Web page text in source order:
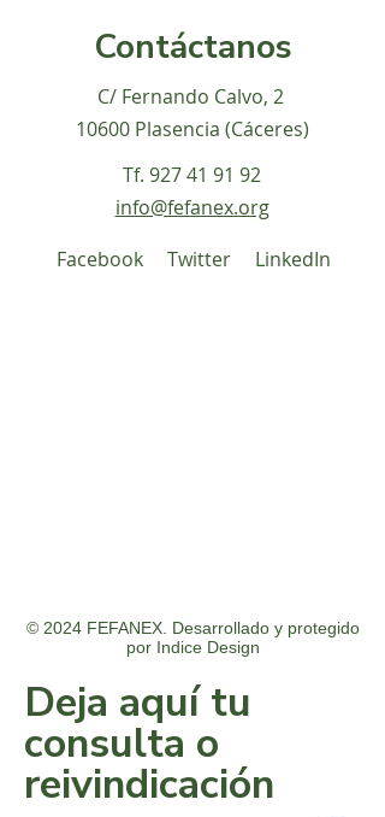
Contáctanos
C/ Fernando Calvo, 2
10600 Plasencia (Cáceres)
Tf. 927 41 91 92
info@fefanex.org
Facebook
Twitter LinkedIn
© 2024 FEFANEX. Desarrollado y protegido
por Indice Design
Deja aquí tu
consulta o
reivindicación